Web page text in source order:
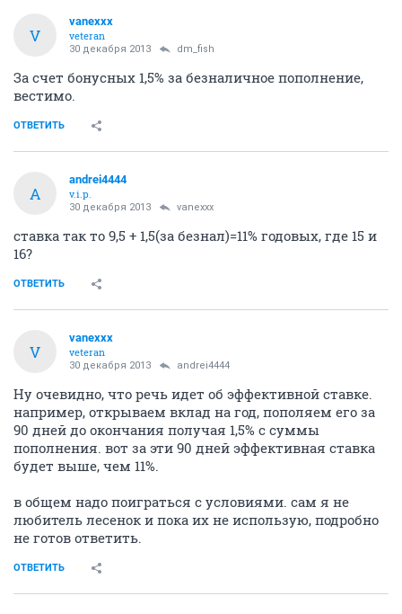
V
vanexxx
veteran
30 декабря 2013 dm_fish
За счет бонусных 1,5% за безналичное пополнение,
вестимо.
ОТВЕТИТЬ
A
andrei4444
v.i.p.
30 декабря 2013 vanexxx
ставка так то 9,5 + 1,5(за безнал)=11% годовых, где 15 и
16?
ОТВЕТИТЬ
V
vanexxx
veteran
30 декабря 2013 andrei4444
Ну очевидно, что речь идет об эффективной ставке.
например, открываем вклад на год, пополяем его за
90 дней до окончания получая 1,5% с суммы
пополнения. вот за эти 90 дней эффективная ставка
будет выше, чем 11%.
в общем надо поиграться с условиями. сам я не
любитель лесенок и пока их не использую, подробно
не готов ответить.
ОТВЕТИТЬ